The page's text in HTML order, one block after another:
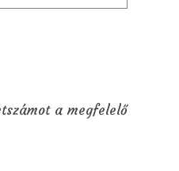
a megfelelő